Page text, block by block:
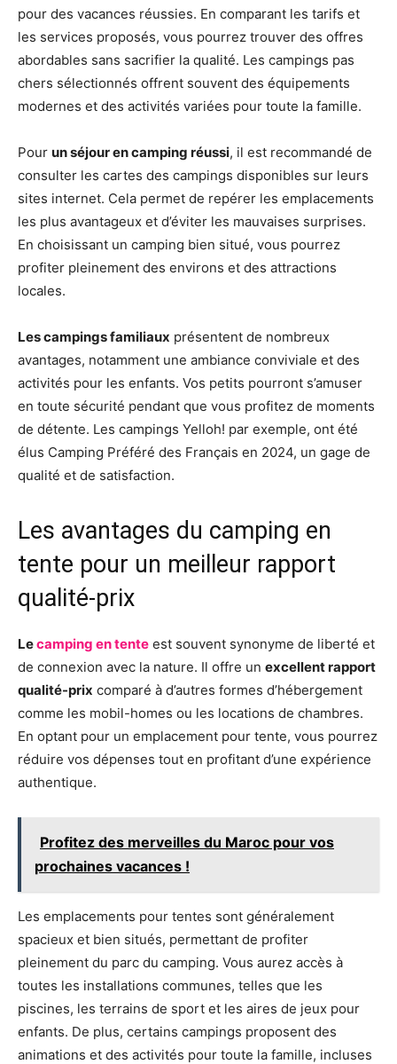
pour des vacances réussies. En comparant les tarifs et
les services proposés, vous pourrez trouver des offres
abordables sans sacrifier la qualité. Les campings pas
chers sélectionnés offrent souvent des équipements
modernes et des activités variées pour toute la famille.
Pour un séjour en camping réussi, il est recommandé de
consulter les cartes des campings disponibles sur leurs
sites internet. Cela permet de repérer les emplacements
les plus avantageux et d’éviter les mauvaises surprises.
En choisissant un camping bien situé, vous pourrez
profiter pleinement des environs et des attractions
locales.
Les campings familiaux présentent de nombreux
avantages, notamment une ambiance conviviale et des
activités pour les enfants. Vos petits pourront s’amuser
en toute sécurité pendant que vous profitez de moments
de détente. Les campings Yelloh! par exemple, ont été
élus Camping Préféré des Français en 2024, un gage de
qualité et de satisfaction.
Les avantages du camping en
tente pour un meilleur rapport
qualité-prix
Lecamping en tente est souvent synonyme de liberté et
de connexion avec la nature. Il offre un excellent rapport
qualité-prix comparé à d’autres formes d’hébergement
comme les mobil-homes ou les locations de chambres.
En optant pour un emplacement pour tente, vous pourrez
réduire vos dépenses tout en profitant d’une expérience
authentique.
Profitez des merveilles du Maroc pour vos
prochaines vacances !
Les emplacements pour tentes sont généralement
spacieux et bien situés, permettant de profiter
pleinement du parc du camping. Vous aurez accès à
toutes les installations communes, telles que les
piscines, les terrains de sport et les aires de jeux pour
enfants. De plus, certains campings proposent des
animations et des activités pour toute la famille, incluses